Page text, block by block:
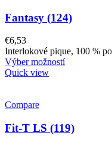
Fantasy (124)
€6,53
Interlokové pique, 100 %
Výber možností
Quick view
Compare
Fit-T LS (119)